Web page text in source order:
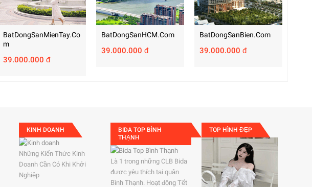
BatDongSanMienTay.co
M
39.000.000 đ
BatDongSanHCM.com
39.000.000 đ
BatDongSanBien.com
39.000.000 đ
KINH DOANH
Những Kiến Thức Kinh
Doanh Cần Có Khi Khởi
Nghiệp
BIDA TOP BÌNH
THẠNH
Là 1 trong những CLB Bida
được yêu thích tại quận
Bình Thạnh. Hoạt động Tết
TOP HÌNH ĐẸP